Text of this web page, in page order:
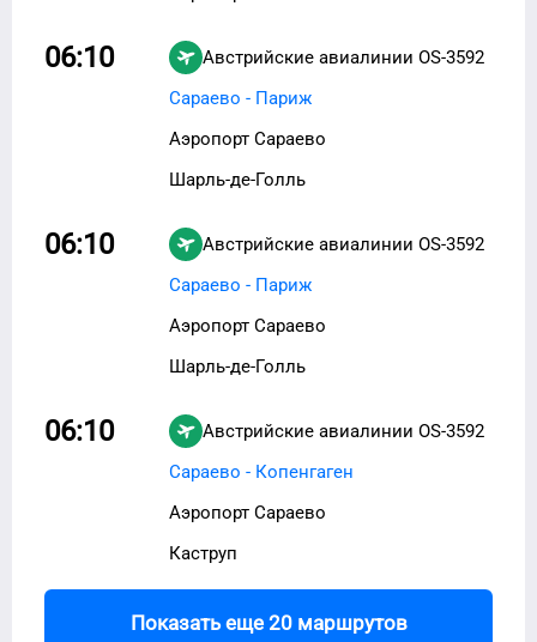
06:10 Австрийские авиалинии OS-3592
Сараево - Париж
Аэропорт Сараево
Шарль-де-Голль
06:10 Австрийские авиалинии OS-3592
Сараево - Париж
Аэропорт Сараево
Шарль-де-Голль
06:10 Австрийские авиалинии OS-3592
Сараево - Копенгаген
Аэропорт Сараево
Каструп
Показать еще 20 маршрутов